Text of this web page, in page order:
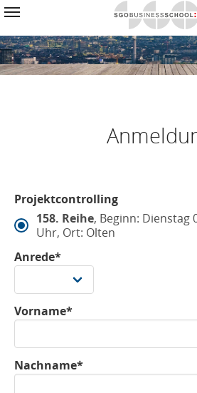
Zum Hauptinhalt springen
Navigationsblock überspringen
Toggle navigation
Projektcontrolling
158. Reihe, Beginn: Dienstag
Uhr, Ort: Olten
Anrede*
Vorname*
Nachname*